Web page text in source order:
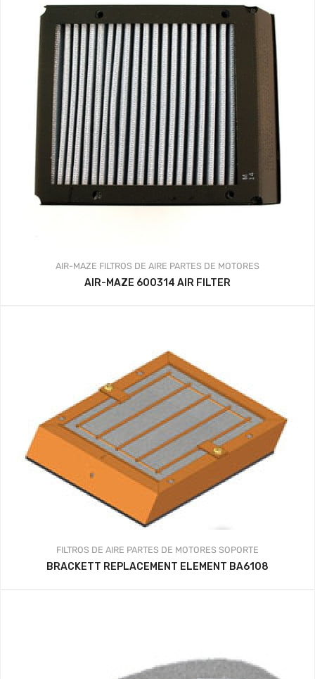
AIR-MAZE FILTROS DE AIRE PARTES DE MOTORES
AIR-MAZE 600314 AIR FILTER
FILTROS DE AIRE PARTES DE MOTORES SOPORTE
BRACKETT REPLACEMENT ELEMENT BA6108